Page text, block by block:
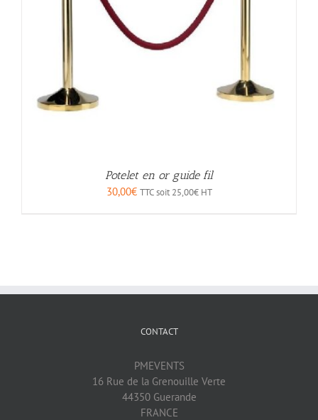
Potelet en or guide fil
30,00€ TTC soit 25,00€HT
CONTACT
PMEVENTS
16 Rue de la Grenouille Verte
44350 Guerande
FRANCE